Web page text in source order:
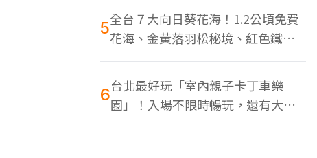
5全台７大向日葵花海！1.2公頃免費
花海、金黃落羽松秘境、紅色鐵橋
同框
6台北最好玩「室內親子卡丁車樂
園」！入場不限時暢玩，還有大螢
幕Switch遊戲區